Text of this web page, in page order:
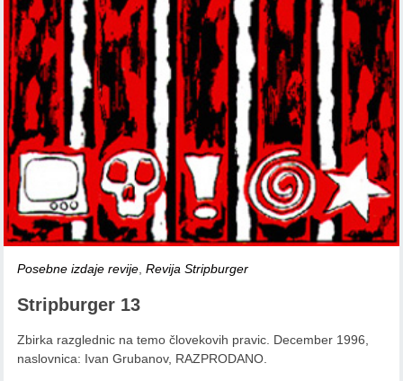
Posebne izdaje revije ,Revija Stripburger
Stripburger 13
Zbirka razglednic na temo človekovih pravic. December 1996,
naslovnica: Ivan Grubanov, RAZPRODANO.